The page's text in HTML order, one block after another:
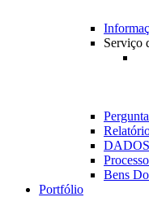
Serviço
Bens
Portfólio